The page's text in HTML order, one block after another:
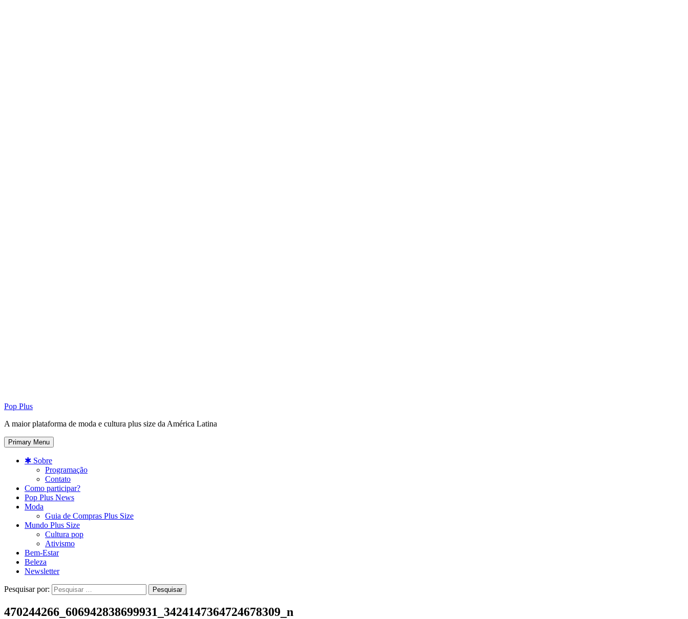
Pop Plus
A maior plataforma de moda e cultura plus size da América Latina
Primary Menu
✱ Sobre
Programação
Contato
Como participar?
Pop Plus News
Moda
Guia de Compras Plus Size
Mundo Plus Size
Cultura pop
Ativismo
Bem-Estar
Beleza
Newsletter
Pesquisar por:
470244266_606942838699931_3424147364724678309_n